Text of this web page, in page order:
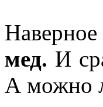
мед. И
А можно